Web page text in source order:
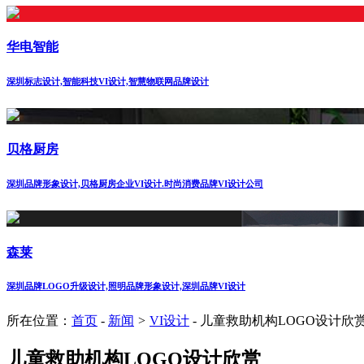
华电智能
深圳标志设计,智能科技VI设计,智慧物联网品牌设计
贝格厨房
深圳品牌形象设计,贝格厨房企业VI设计.时尚消费品牌VI设计公司
森莱
深圳品牌LOGO升级设计,照明品牌形象设计,深圳品牌VI设计
所在位置： 首页 - 新闻 > VI设计 - 儿童救助机构LOGO设计欣
儿童救助机构LOGO设计欣赏